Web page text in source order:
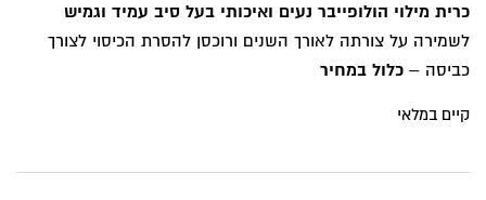
כרית מילוי הולופייבר נעים ואיכותי בעל סיב עמיד וגמיש
לשמירה על צורתה לאורך השנים ורוכסן להסרת הכיסוי לצורך
כביסה – כלול במחיר
קיים במלאי